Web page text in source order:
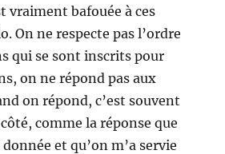
vraiment bafouée à ces
On ne respecte pas l’ordre
qui se sont inscrits pour
on ne répond pas aux
on répond, c’est souvent
comme la réponse que
et qu’on m’a servie